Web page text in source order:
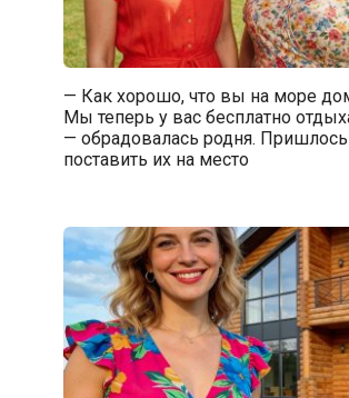
— Как хорошо, что вы на море
Мы теперь у вас бесплатно
— обрадовалась родня. Пришлось
поставить их на место